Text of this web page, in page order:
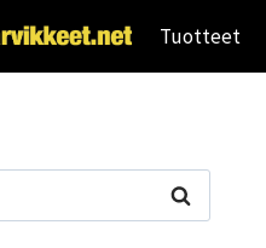
Tuotteet
Haku